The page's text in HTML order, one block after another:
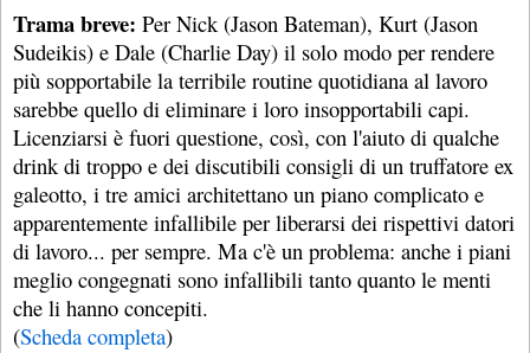
Trama breve: Per Nick (Jason Bateman), Kurt (Jason
Sudeikis) e Dale (Charlie Day) il solo modo per rendere
più sopportabile la terribile routine quotidiana al lavoro
sarebbe quello di eliminare i loro insopportabili capi.
Licenziarsi è fuori questione, così, con l'aiuto di qualche
drink di troppo e dei discutibili consigli di un truffatore ex
galeotto, i tre amici architettano un piano complicato e
apparentemente infallibile per liberarsi dei rispettivi datori
di lavoro... per sempre. Ma c'è un problema: anche i piani
meglio congegnati sono infallibili tanto quanto le menti
che li hanno concepiti.
(Scheda completa)